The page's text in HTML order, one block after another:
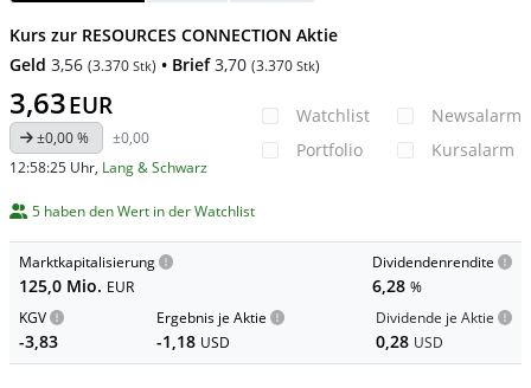
Kurs zur RESOURCES CONNECTION Aktie
Geld 3,56 (3.370 Stk) • Brief 3,70 (3.370 Stk)
3,63EUR
±0,00 %
±0,00
12:58:25 Uhr, Lang & Schwarz
Watchlist
Portfolio
Newsalarm
Kursalarm
5 haben den Wert in der Watchlist
Marktkapitalisierung
125,0 Mio. EUR
Dividendenrendite
6,28 %
KGV
-3,83
Ergebnis je Aktie
-1,18 USD
Dividende je Aktie
0,28 USD